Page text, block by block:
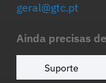
geral@gtc.pt
Ainda precisas
Suporte